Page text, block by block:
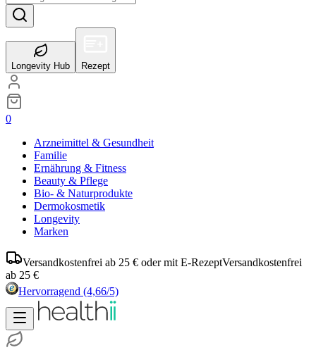
Longevity Hub Rezept
0
Arzneimittel & Gesundheit
Familie
Ernährung & Fitness
Beauty & Pflege
Bio- & Naturprodukte
Dermokosmetik
Longevity
Marken
Versandkostenfrei ab 25 € oder mit E-RezeptVersandkostenfrei
ab 25 €
Hervorragend (4,66/5)